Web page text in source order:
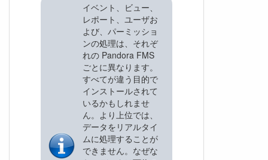
イベント、ビュー、
レポート、ユーザお
よび、パーミッショ
ンの処理は、それぞ
れの Pandora FMS
ごとに異なります。
すべてが違う目的で
インストールされて
いるかもしれませ
ん。より上位では、
データをリアルタイ
ムに処理することが
できません。なぜな